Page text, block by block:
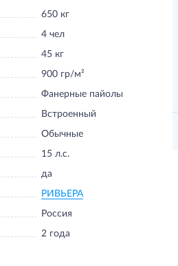
650 кг
4 чел
45 кг
900 гр/м²
Фанерные пайолы
Встроенный
Обычные
15 л.с.
да
РИВЬЕРА
Россия
2 года